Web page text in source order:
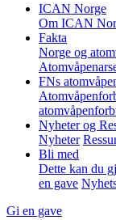
ICAN Norge
Om ICAN
Fakta
Norge og
FNs
Nyheter og
Nyheter
Bli med
Dette kan du
en gave
Gi en gave